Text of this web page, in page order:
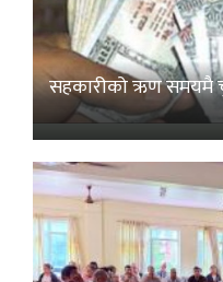
सहकारीको ऋण समयमै